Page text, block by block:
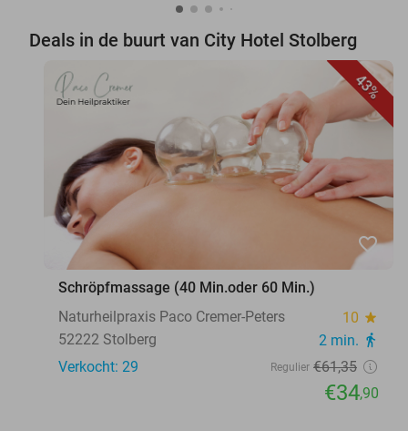
Deals in de buurt van City Hotel Stolberg
43%
favorite_border
Schröpfmassage (40 Min.oder 60 Min.)
Naturheilpraxis Paco Cremer-Peters
10 star
52222 Stolberg 2 min. directions_walk
Verkocht: 29 Regulier €61,35
€34,90